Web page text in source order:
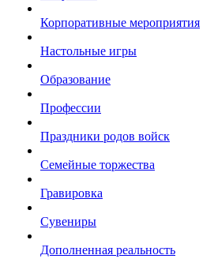
Корпоративные мероприятия
Настольные игры
Образование
Профессии
Праздники родов войск
Семейные торжества
Гравировка
Сувениры
Дополненная реальность